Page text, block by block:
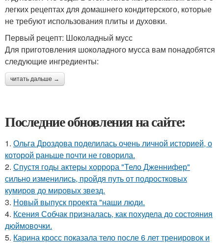
легких рецептах для домашнего кондитерского, которые
не требуют использования плиты и духовки.
Первый рецепт: Шоколадный мусс
Для приготовления шоколадного мусса вам понадобятся
следующие ингредиенты:
читать дальше →
Последние обновления на сайте:
1. Ольга Дроздова поделилась очень личной историей, о
которой раньше почти не говорила.
2. Спустя годы актеры хоррора "Тело Дженнифер"
сильно изменились, пройдя путь от подростковых
кумиров до мировых звезд.
3. Новый выпуск проекта "наши люди.
4. Ксения Собчак призналась, как похудела до состояния
дюймовочки.
5. Карина кросс показала тело после 6 лет тренировок и